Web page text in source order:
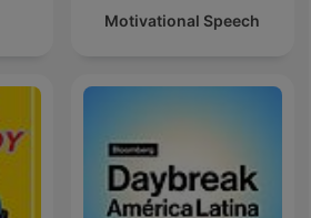
Motivational Speech